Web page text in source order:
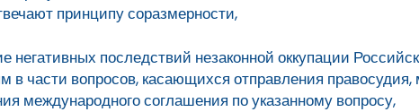
принципу соразмерности,
негативных последствий незаконной оккупации
в части вопросов, касающихся отправления
международного соглашения по указанному вопросу,